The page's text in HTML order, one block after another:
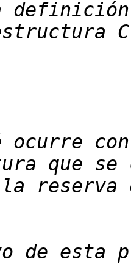
ocurre
reserva
de esta